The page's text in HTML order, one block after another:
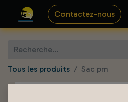
Contactez-nous
Tous les produits Sac pm